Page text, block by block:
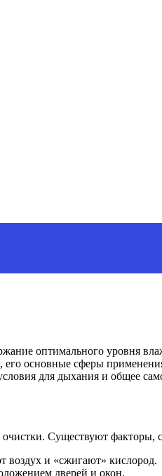
оптимального уровня
его основные сферы
для дыхания и общее
Существуют
воздух и «сжигают» кислород.
дверей и окон.